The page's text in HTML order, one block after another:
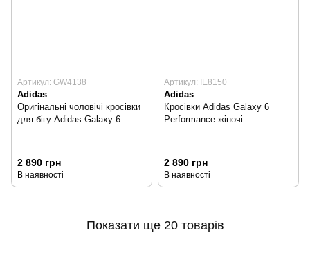
Артикул: GW4138
Adidas
Оригінальні чоловічі кросівки
для бігу Adidas Galaxy 6
2 890 грн
В наявності
Артикул: IE8150
Adidas
Кросівки Adidas Galaxy 6
Performance жіночі
2 890 грн
В наявності
Показати ще 20 товарів